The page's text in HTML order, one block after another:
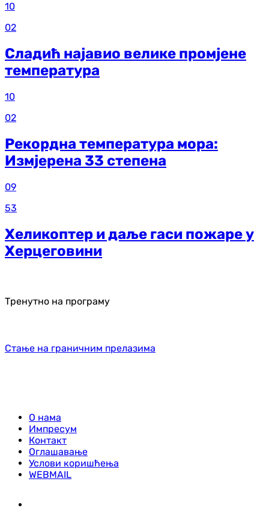
10
02
Сладић најавио велике промјене
температура
10
02
Рекордна температура мора:
Измјерена 33 степена
09
53
Хеликоптер и даље гаси пожаре у
Херцеговини
Тренутно на програму
Стање на граничним прелазима
О нама
Импресум
Контакт
Оглашавање
Услови коришћења
WEBMAIL